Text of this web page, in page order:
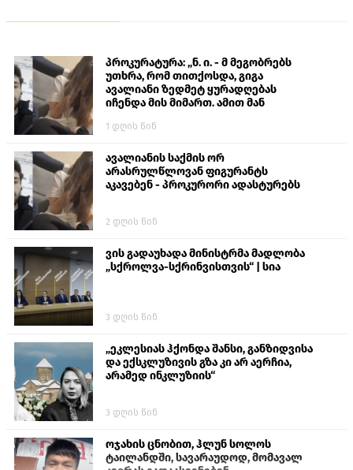
პროკურატურა: „ნ. ი. - მ მეგობრებს
უთხრა, რომ თითქოსდა, გიგა
ავალიანი ზედმეტ ყურადღებას
იჩენდა მის მიმართ. ამით მან
თავს დასხმოდა გიგა ავალიანს“
1 დღის წინ
ავალიანის საქმის ორ
არასრულწლოვან ფიგურანტს
აკავებენ - პროკურორი ადასტურებს
2 დღის წინ
ვის გადაუხადა მინისტრმა მადლობა
„სქროლვა-სქრინვისთვის“ | სია
3 დღის წინ
„ეკლესიას ჰქონდა შანსი, განზიდვისა
და ექსკლუზივის გზა კი არ აერჩია,
არამედ ინკლუზიის“
3 დღის წინ
ოჯახის ცნობით, ჰლუნ სოლოს
ტაილანდში, სავარაუდოდ, მომავალ